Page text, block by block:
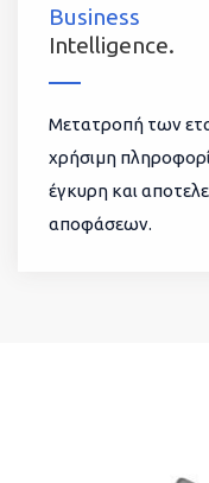
Business
Intelligence.
Μετατροπή των
χρήσιμη
έγκυρη και
αποφάσεων.